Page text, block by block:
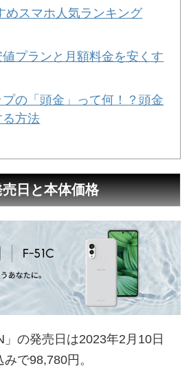
めスマホ人気ランキング
値プランと月額料金を安くす
プの「頭金」って何！？頭金
方法
日と本体価格
」の発売日は2023年2月10日
で98,780円。